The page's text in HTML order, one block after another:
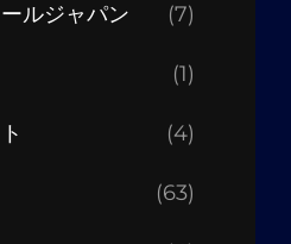
ルジャパン (7)
(1)
(4)
(63)